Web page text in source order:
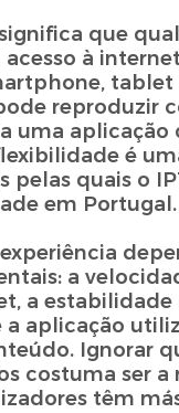
que
à
tablet
reproduzir
uma aplicação
é
pelas quais o
em Portugal.
a
a estabilidade
a aplicação
Ignorar
costuma ser a
têm